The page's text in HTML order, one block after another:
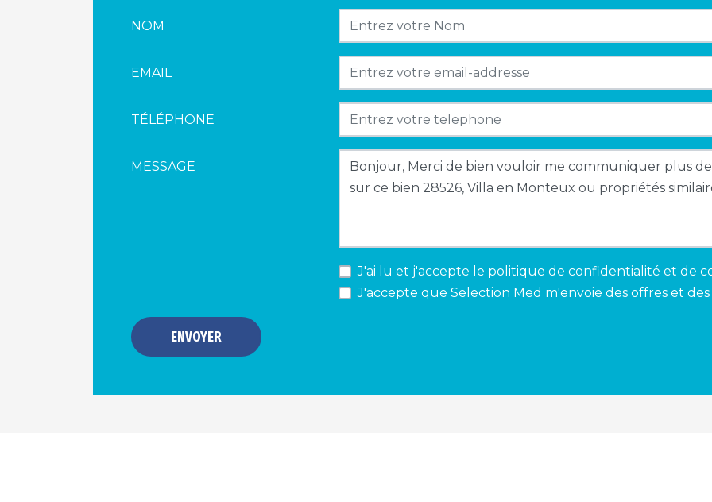
NOM
EMAIL
TÉLÉPHONE
MESSAGE
J'ai lu et j'accepte le politique de confidentialité et de
J'accepte que Selection Med m'envoie des offres et
ENVOYER